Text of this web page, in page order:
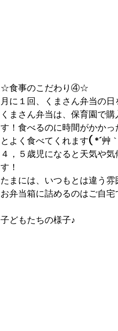
☆食事のこだわり④☆
月に１回、くまさん弁当の
くまさん弁当は、保育園で
す！食べるのに時間がかか
とよく食べてくれます( *´艸
４，５歳児になると天気や
す！
たまには、いつもとは違う
お弁当箱に詰めるのはご自
子どもたちの様子♪